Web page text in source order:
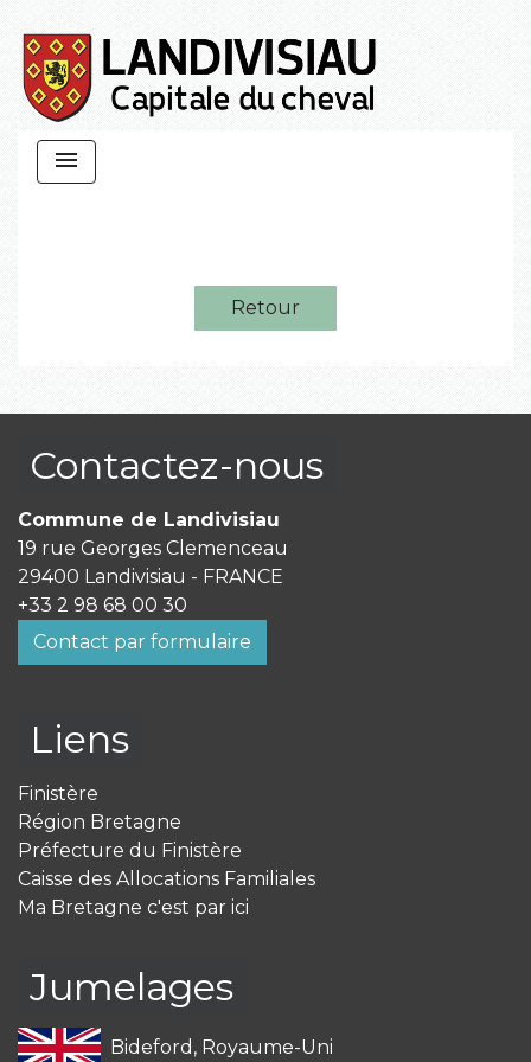
menu
Retour
Contactez-nous
Commune de Landivisiau
19 rue Georges Clemenceau
29400 Landivisiau - FRANCE
+33 2 98 68 00 30
Contact par formulaire
Liens
Finistère
Région Bretagne
Préfecture du Finistère
Caisse des Allocations Familiales
Ma Bretagne c'est par ici
Jumelages
Bideford, Royaume-Uni